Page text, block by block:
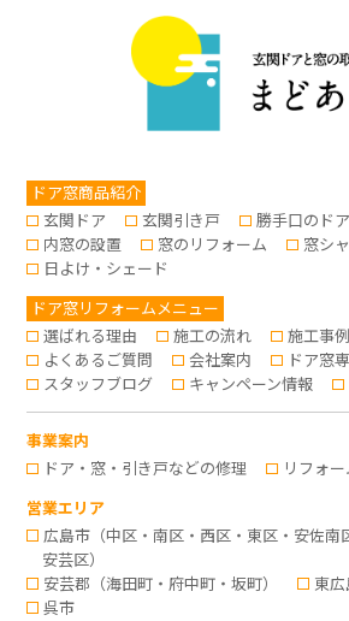
ドア窓商品紹介
玄関ドア
玄関引き戸 勝手口のドア
内窓の設置
窓のリフォーム
窓シ
日よけ・シェード
ドア窓リフォームメニュー
選ばれる理由
施工の流れ
施工事
よくあるご質問
会社案内
ドア窓
スタッフブログ
キャンペーン情報
事業案内
ドア・窓・引き戸などの修理
リフォ
営業エリア
広島市（中区・南区・西区・東区・安佐南
安芸区）
安芸郡（海田町・府中町・坂町）
東
呉市